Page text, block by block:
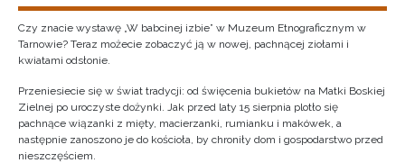
Czy znacie wystawę „W babcinej izbie” w Muzeum Etnograficznym w
Tarnowie? Teraz możecie zobaczyć ją w nowej, pachnącej ziołami i
kwiatami odsłonie.
Przeniesiecie się w świat tradycji: od święcenia bukietów na Matki Boskiej
Zielnej po uroczyste dożynki. Jak przed laty 15 sierpnia plotło się
pachnące wiązanki z mięty, macierzanki, rumianku i makówek, a
następnie zanoszono je do kościoła, by chroniły dom i gospodarstwo przed
nieszczęściem.